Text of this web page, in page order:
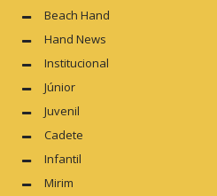
Beach Hand
Hand News
Institucional
Júnior
Juvenil
Cadete
Infantil
Mirim